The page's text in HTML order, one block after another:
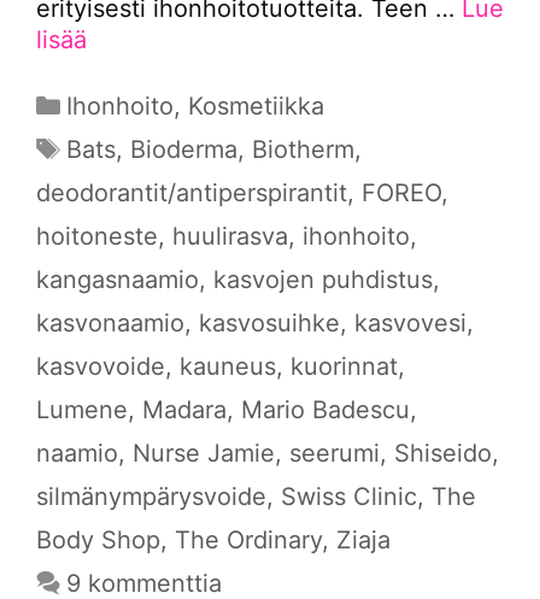
erityisesti ihonhoitotuotteita. Teen … Lue
lisää
Kategoriat
Ihonhoito, Kosmetiikka
Avainsanat
Bats, Bioderma, Biotherm,
deodorantit/antiperspirantit, FOREO,
hoitoneste, huulirasva, ihonhoito,
kangasnaamio, kasvojen puhdistus,
kasvonaamio, kasvosuihke, kasvovesi,
kasvovoide, kauneus, kuorinnat,
Lumene, Madara, Mario Badescu,
naamio, Nurse Jamie, seerumi, Shiseido,
silmänympärysvoide, Swiss Clinic, The
Body Shop, The Ordinary, Ziaja
9 kommenttia